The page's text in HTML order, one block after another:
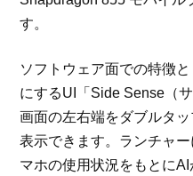
す。
ソフトウェア面での特徴
にするUI「Side Sense（
画面の左右端をダブルタ
表示できます。ランチャ
マホの使用状況をもとにAI